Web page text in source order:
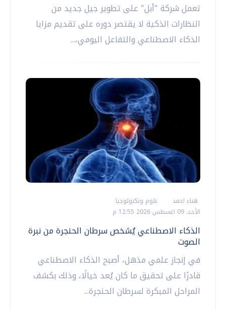
تعمل شركة "أبل" على تطوير جيل جديد من
النظارات الذكية لا يقتصر دوره على تقديم مزايا
الذكاء الاصطناعي والتفاعل اليومي،...
هناء احمد
علوم وتكنولوجيا
الأحد، 09 اغسطس 2026 12:55 م
الذكاء الاصطناعي يُشخص سرطان الحنجرة من نبرة
الصوت
في إنجاز علمي مذهل، أصبح الذكاء الاصطناعي
قادرًا على تحقيق ما كان يُعد خيالًا، وذلك بكشف
المراحل المبكرة لسرطان الحنجرة...